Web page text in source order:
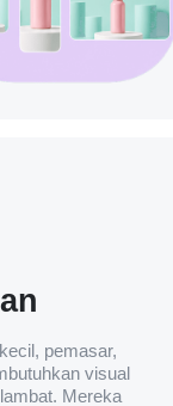
pemasar,
visual
Mereka